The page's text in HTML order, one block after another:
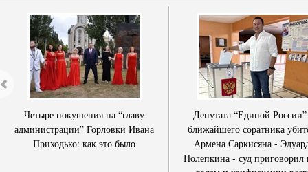
Четыре покушения на “главу
администрации” Горловки Ивана
Приходько: как это было
Депутата “Единой
ближайшего соратника
Армена Саркисяна -
Полепкина - суд приговорил